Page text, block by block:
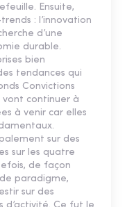
Ensuite,
: l’innovation
d’une
durable.
bien
tendances qui
Convictions
vont continuer à
à venir car elles
sur des
sur les quatre
de façon
paradigme,
sur des
d’activité. Ce fut le